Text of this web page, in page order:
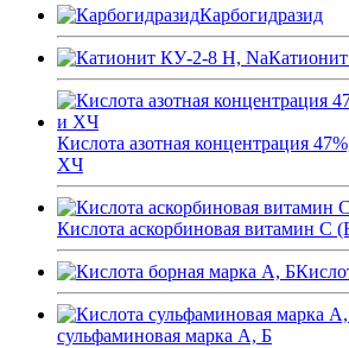
Карбогидразид
Кислота азотная концентрация
ХЧ
Кислота аскорбиновая витамин C
сульфаминовая марка А, Б